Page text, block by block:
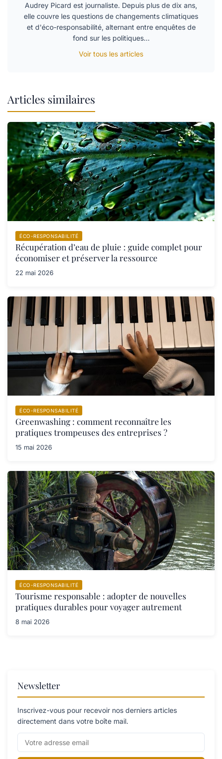
Audrey Picard est journaliste. Depuis plus de dix ans,
elle couvre les questions de changements climatiques
et d'éco-responsabilité, alternant entre enquêtes de
fond sur les politiques…
Voir tous les articles
Articles similaires
ÉCO-RESPONSABILITÉ
Récupération d’eau de pluie : guide complet pour
économiser et préserver la ressource
22 mai 2026
ÉCO-RESPONSABILITÉ
Greenwashing : comment reconnaître les
pratiques trompeuses des entreprises ?
15 mai 2026
ÉCO-RESPONSABILITÉ
Tourisme responsable : adopter de nouvelles
pratiques durables pour voyager autrement
8 mai 2026
Newsletter
Inscrivez-vous pour recevoir nos derniers articles
directement dans votre boîte mail.